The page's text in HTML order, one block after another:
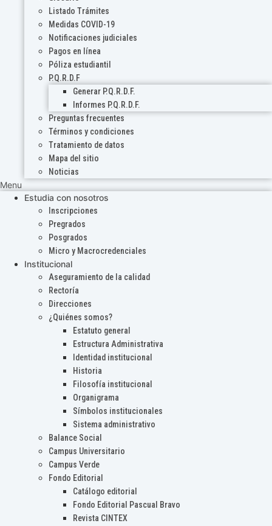
Listado Trámites
Medidas COVID-19
Notificaciones judiciales
Pagos en línea
Póliza estudiantil
P.Q.R.D.F
Generar P.Q.R.D.F.
Informes P.Q.R.D.F.
Preguntas frecuentes
Términos y condiciones
Tratamiento de datos
Mapa del sitio
Noticias
Menu
Estudia con nosotros
Inscripciones
Pregrados
Posgrados
Micro y Macrocredenciales
Institucional
Aseguramiento de la calidad
Rectoría
Direcciones
¿Quiénes somos?
Estatuto general
Estructura Administrativa
Identidad institucional
Historia
Filosofía institucional
Organigrama
Símbolos institucionales
Sistema administrativo
Balance Social
Campus Universitario
Campus Verde
Fondo Editorial
Catálogo editorial
Fondo Editorial Pascual Bravo
Revista CINTEX